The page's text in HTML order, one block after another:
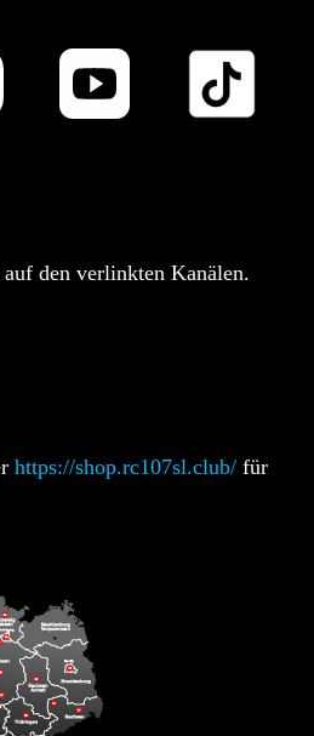
auf den verlinkten Kanälen.
https://shop.rc107sl.club/ für